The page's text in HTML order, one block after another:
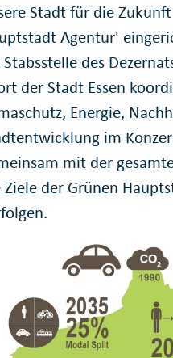
Stadt für die
Agentur'
Stabsstelle des
der Stadt Essen
Energie,
im
mit der
Ziele der Grünen